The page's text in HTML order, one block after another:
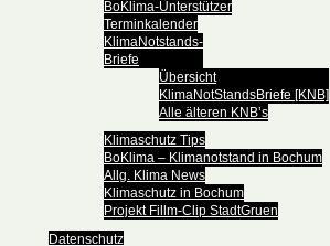
BoKlima-Unterstützer
Terminkalender
KlimaNotstands-
Briefe
Übersicht
KlimaNotStandsBriefe [KNB]
Alle älteren KNB’s
Klimaschutz Tips
BoKlima – Klimanotstand in Bochum
Allg. Klima News
Klimaschutz in Bochum
Projekt Fillm-Clip StadtGruen
Datenschutz